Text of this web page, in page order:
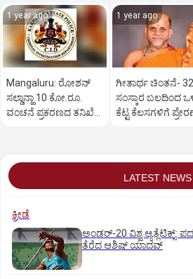
1 year ago
Mangaluru: ರೋಶನ್‌
ಸಲ್ಡಾನ್ಹಾ 10 ಕೋ.ರೂ.
ವಂಚನೆ ಪ್ರಕರಣದ ತನಿಖೆ
1 year ago
ಗೀತಾರ್ಥ ಚಿಂತನೆ-
ಸಂಸ್ಕಾರ ಬಲದಿಂದ
ಕೆಟ್ಟ ಕೆಲಸಗಳಿಗೆ
LATEST NEWS
ಕ್ರೀಡೆ
ಅಂಡರ್‌-20 ವಿಶ್ವ ಆ್ಯತ್ಲೆಟಿಕ್ಸ್‌:
ತೆರೆದ ಆಶಿಷ್‌ ಯಾದವ್‌